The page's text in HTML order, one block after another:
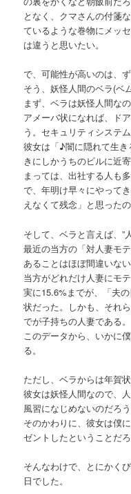
となく、クマさんの付箋
ているような巻物にメッ
は違うと思いたい。
で、可能性が高いのは、ず
そう、妖怪人間のベラ(ベ
まず、ベラは妖怪人間な
アメーバ状になれば、ド
う。セキュリティシステ
彼女は「♪闇に隠れて生
きにしかうちのビルに近
まっては、出社する人も
で、年明け早々にやって
えなくて残念」と思ったの
そして、ベラと言えば、”
最近の当方の「対人妻モ
あることはほぼ間違いない
当方がどれだけ人妻にモ
実に15.6%までが、「夫
状だった。しかも、それ
でが子持ちの人妻である。
このデータから、いかに
る。
ただし、ベラからは年賀
彼女は妖怪人間なので、
風習になじめないのだろう
そのかわりに、彼女は僕
ゼントしたということだろ
そんなわけで、とにかく
日でした。